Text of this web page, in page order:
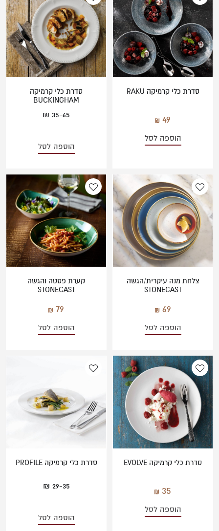
סדרת כלי קרמיקה RAKU
49
הוספה לסל
סדרת כלי קרמיקה
BUCKINGHAM
35-65 ₪
הוספה לסל
צלחת מנה עיקרית/הגשה
STONECAST
69
הוספה לסל
קערת פסטה והגשה
STONECAST
79
הוספה לסל
סדרת כלי קרמיקה EVOLVE
35
הוספה לסל
סדרת כלי קרמיקה PROFILE
29-35 ₪
הוספה לסל